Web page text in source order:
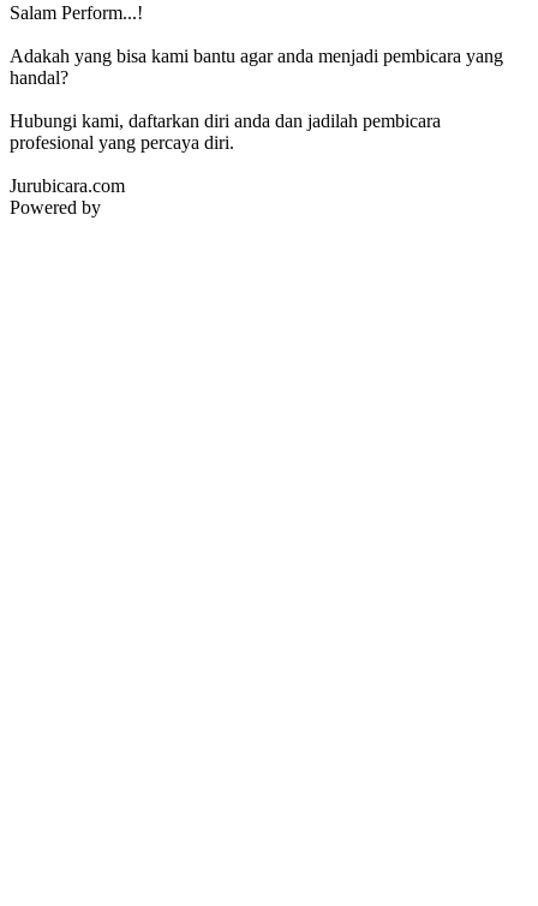
Salam Perform...!
Adakah yang bisa kami bantu agar anda menjadi pembicara yang
handal?
Hubungi kami, daftarkan diri anda dan jadilah pembicara
profesional yang percaya diri.
Jurubicara.com
Powered by